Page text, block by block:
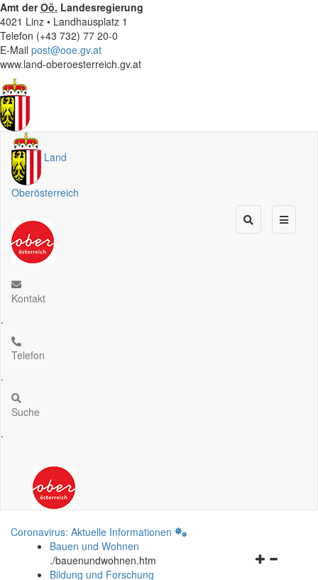
Amt derOö. Landesregierung
4021 Linz • Landhausplatz 1
Telefon (+43 732) 77 20-0
E-Mail post@ooe.gv.at
www.land-oberoesterreich.gv.at
Land
Oberösterreich
Kontakt
.
Telefon
.
Suche
.
Coronavirus: Aktuelle Informationen
Bauen und Wohnen
./bauenundwohnen.htm
Bildung und Forschung